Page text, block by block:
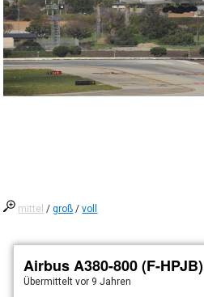
mittel /groß /voll
Airbus A380-800 (F-HPJB)
Übermitteltvor 9 Jahren